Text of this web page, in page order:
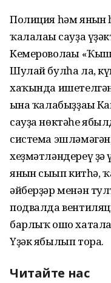
Полиция һәм янғын
ҡалалағы сауҙа
Кемероволағы
Шулай булһа ла,
хаҡында
ғына ҡалабыҙҙағы
сауҙа нөктәһе
система
хеҙмәтләндереү
янғын сығып
әйберҙәр менән
подвалда
барлыҡ ошо
Үҙәк ябылып тора.
Читайте нас